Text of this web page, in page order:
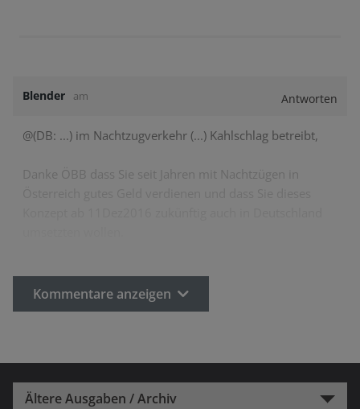
Blender am Antworten
@(DB: ...) im Nachtzugverkehr (...) Kahlschlag betreibt,
Danke ÖBB dass Sie seit Jahren mit Nachtzügen in
Kommentare anzeigen
Ältere Ausgaben / Archiv